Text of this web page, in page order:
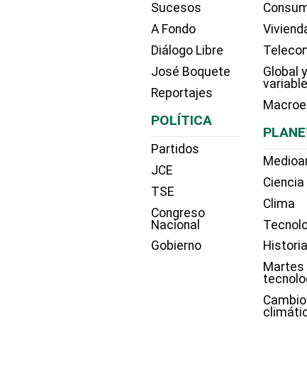
Sucesos
A Fondo
Diálogo Libre
José Boquete
Reportajes
POLÍTICA
Partidos
JCE
TSE
Congreso
Nacional
Gobierno
Global y
variable
Ciencia
Clima
Historia
Martes
Cambio